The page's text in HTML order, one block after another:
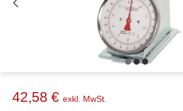
42,58 € exkl. MwSt.